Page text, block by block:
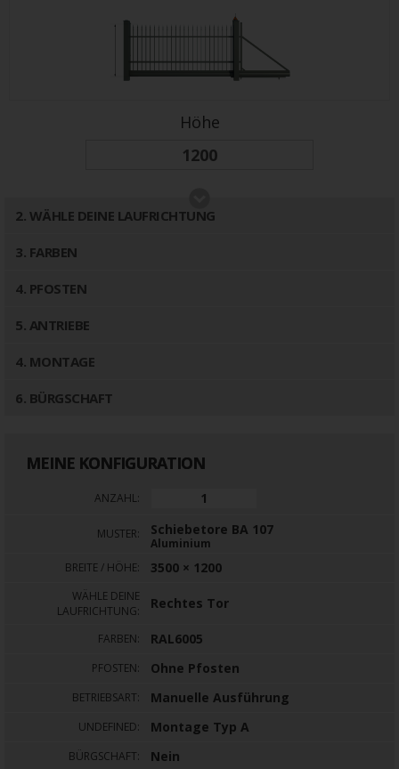
Höhe
2. WÄHLE DEINE LAUFRICHTUNG
3. FARBEN
4. PFOSTEN
5. ANTRIEBE
4. MONTAGE
6. BÜRGSCHAFT
MEINE KONFIGURATION
ANZAHL:
MUSTER: Schiebetore BA 107
Aluminium
BREITE / HÖHE: 3500 × 1200
WÄHLE DEINE
LAUFRICHTUNG:
Rechtes Tor
FARBEN: RAL6005
PFOSTEN: Ohne Pfosten
BETRIEBSART: Manuelle Ausführung
UNDEFINED: Montage Typ A
BÜRGSCHAFT: Nein